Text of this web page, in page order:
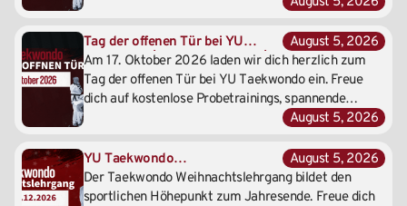
Tag der offenen Tür bei YU
Taekwondo| 17. Oktober 2026 |
Gemeinsam die YU-Energie
erleben!
August 5, 2026
Am 17. Oktober 2026 laden wir dich herzlich zum
Tag der offenen Tür bei YU Taekwondo ein. Freue
dich auf kostenlose Probetrainings, spannende
Vorführungen und die Möglichkeit, unsere Schule,
unverbindlich kennenzulernen.
August 5, 2026
YU Taekwondo
Weihnachtslehrgang auf dem
Schulschiff | 12.–13. Dezember
August 5, 2026
Der Taekwondo Weihnachtslehrgang bildet den
sportlichen Höhepunkt zum Jahresende. Freue dich